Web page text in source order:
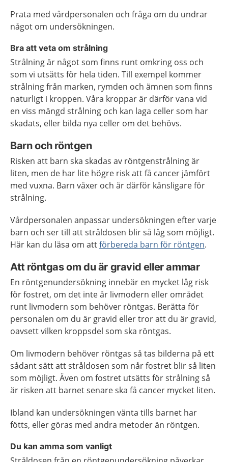
Prata med vårdpersonalen och fråga om du undrar
något om undersökningen.
Bra att veta om strålning
Strålning är något som finns runt omkring oss och
som vi utsätts för hela tiden. Till exempel kommer
strålning från marken, rymden och ämnen som finns
naturligt i kroppen. Våra kroppar är därför vana vid
en viss mängd strålning och kan laga celler som har
skadats, eller bilda nya celler om det behövs.
Barn och röntgen
Risken att barn ska skadas av röntgenstrålning är
liten, men de har lite högre risk att få cancer jämfört
med vuxna. Barn växer och är därför känsligare för
strålning.
Vårdpersonalen anpassar undersökningen efter varje
barn och ser till att stråldosen blir så låg som möjligt.
Här kan du läsa om attförbereda barn för röntgen.
Att röntgas om du är gravid eller ammar
En röntgenundersökning innebär en mycket låg risk
för fostret, om det inte är livmodern eller området
runt livmodern som behöver röntgas. Berätta för
personalen om du är gravid eller tror att du är gravid,
oavsett vilken kroppsdel som ska röntgas.
Om livmodern behöver röntgas så tas bilderna på ett
sådant sätt att stråldosen som når fostret blir så liten
som möjligt. Även om fostret utsätts för strålning så
är risken att barnet senare ska få cancer mycket liten.
Ibland kan undersökningen vänta tills barnet har
fötts, eller göras med andra metoder än röntgen.
Du kan amma som vanligt